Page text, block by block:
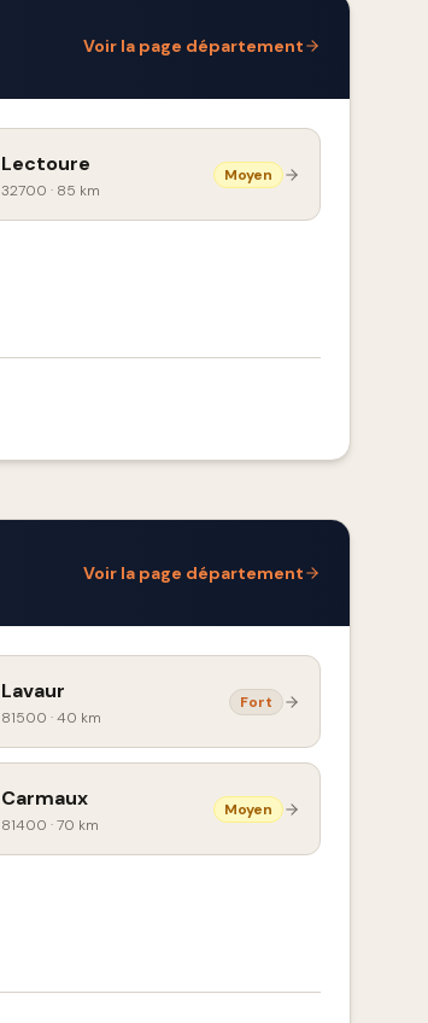
Voir la page département
Lectoure
32700 · 85 km
Moyen
Voir la page département
Lavaur
81500 ·40 km
Fort
Carmaux
81400 ·70 km
Moyen